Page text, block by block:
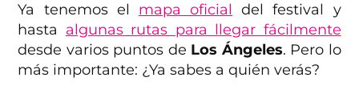
Ya tenemos el mapa oficial del festival y
hasta algunas rutas para llegar fácilmente
desde varios puntos de Los Ángeles. Pero lo
más importante: ¿Ya sabes a quién verás?